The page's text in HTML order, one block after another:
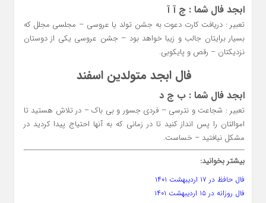
ابجد فال شما : ج آ آ
تعبیر : دریافت کارت دعوت به جشن تولد یا عروسی – مجلسی مجلل که
بسیار برایتان جالب و زیبا خواهد بود – جشن عروسی یکی از دوستان
نزدیکتان – رقص و پایکوبی.
فال ابجد متولدین اسفند
ابجد فال شما : ب ج د
تعبیر : شجاعت و نترسی – فردی جسور و بی باک – در تلاش هستید تا
اموالتان را پس انداز کنید تا در زمانی که به آنها احتیاج پیدا کردید در
مشکل نیافتید – خساست.
بیشتر بخوانید:
فال حافظ در ۱۷ اردیبهشت ۱۴۰۱
فال روزانه در ۱۵ اردیبهشت ۱۴۰۱